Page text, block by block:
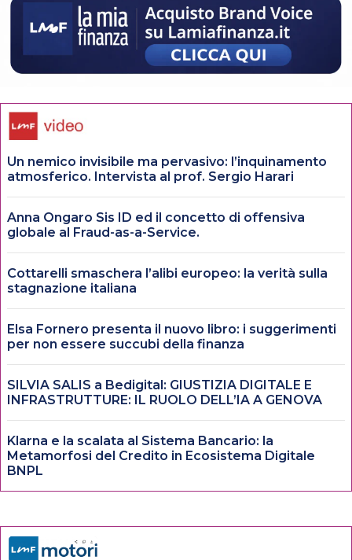
Un nemico invisibile ma pervasivo: l’inquinamento
atmosferico. Intervista al prof. Sergio Harari
Anna Ongaro Sis ID ed il concetto di offensiva
globale al Fraud-as-a-Service.
Cottarelli smaschera l’alibi europeo: la verità sulla
stagnazione italiana
Elsa Fornero presenta il nuovo libro: i suggerimenti
per non essere succubi della finanza
SILVIA SALIS a Bedigital: GIUSTIZIA DIGITALE E
INFRASTRUTTURE: IL RUOLO DELL’IA A GENOVA
Klarna e la scalata al Sistema Bancario: la
Metamorfosi del Credito in Ecosistema Digitale
BNPL